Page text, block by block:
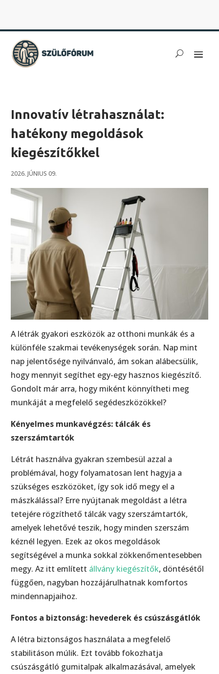
Innovatív létrahasználat:
hatékony megoldások
kiegészítőkkel
2026. JÚNIUS 09.
A létrák gyakori eszközök az otthoni munkák és a
különféle szakmai tevékenységek során. Nap mint
nap jelentősége nyilvánvaló, ám sokan alábecsülik,
hogy mennyit segíthet egy-egy hasznos kiegészítő.
Gondolt már arra, hogy miként könnyítheti meg
munkáját a megfelelő segédeszközökkel?
Kényelmes munkavégzés: tálcák és
szerszámtartók
Létrát használva gyakran szembesül azzal a
problémával, hogy folyamatosan lent hagyja a
szükséges eszközöket, így sok idő megy el a
mászkálással? Erre nyújtanak megoldást a létra
tetejére rögzíthető tálcák vagy szerszámtartók,
amelyek lehetővé teszik, hogy minden szerszám
kéznél legyen. Ezek az okos megoldások
segítségével a munka sokkal zökkenőmentesebben
megy. Az itt említett állvány kiegészítők, döntésétől
függően, nagyban hozzájárulhatnak komfortos
mindennapjaihoz.
Fontos a biztonság: hevederek és csúszásgátlók
A létra biztonságos használata a megfelelő
stabilitáson múlik. Ezt tovább fokozhatja
csúszásgátló gumitalpak alkalmazásával, amelyek